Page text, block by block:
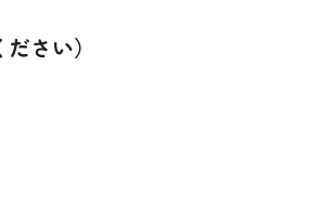
さい）